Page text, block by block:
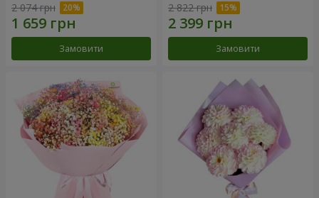
2 074 грн
Замовити
2 822 грн
Замовити